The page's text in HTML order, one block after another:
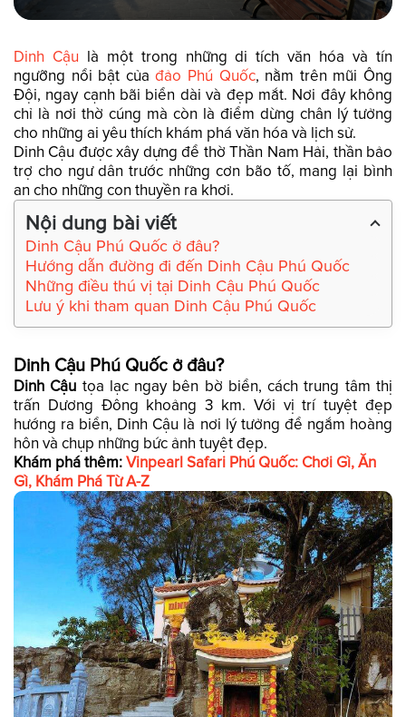
Dinh Cậu là một trong những di tích văn hóa và tín
ngưỡng nổi bật củađảo Phú Quốc, nằm trên mũi Ông
Đội, ngay cạnh bãi biển dài và đẹp mắt. Nơi đây không
chỉ là nơi thờ cúng mà còn là điểm dừng chân lý tưởng
cho những ai yêu thích khám phá văn hóa và lịch sử.
Dinh Cậu được xây dựng để thờ Thần Nam Hải, thần bảo
trợ cho ngư dân trước những cơn bão tố, mang lại bình
an cho những con thuyền ra khơi.
Nội dung bài viết
Dinh Cậu Phú Quốc ở đâu?
Hướng dẫn đường đi đến Dinh Cậu Phú Quốc
Những điều thú vị tại Dinh Cậu Phú Quốc
Lưu ý khi tham quan Dinh Cậu Phú Quốc
Dinh Cậu Phú Quốc ở đâu?
Dinh Cậu tọa lạc ngay bên bờ biển, cách trung tâm thị
trấn Dương Đông khoảng 3 km. Với vị trí tuyệt đẹp
hướng ra biển, Dinh Cậu là nơi lý tưởng để ngắm hoàng
hôn và chụp những bức ảnh tuyệt đẹp.
Khám phá thêm:Vinpearl Safari Phú Quốc: Chơi Gì, Ăn
Gì, Khám Phá Từ A-Z